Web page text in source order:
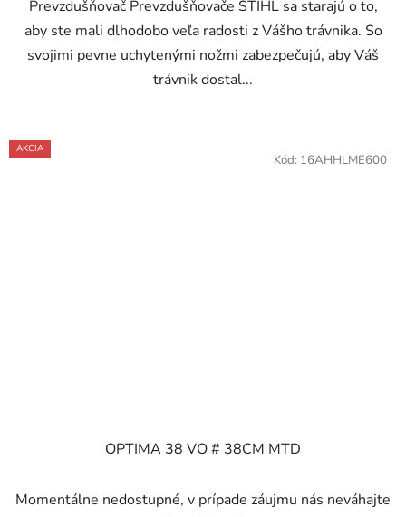
Prevzdušňovač Prevzdušňovače STIHL sa starajú o to,
aby ste mali dlhodobo veľa radosti z Vášho trávnika. So
svojimi pevne uchytenými nožmi zabezpečujú, aby Váš
trávnik dostal...
AKCIA
OPTIMA 38 VO # 38CM MTD
Momentálne nedostupné, v prípade záujmu nás neváhajte
Kód: 16AHHLME600